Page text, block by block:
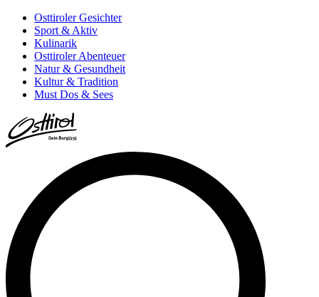
Osttiroler Gesichter
Sport & Aktiv
Kulinarik
Osttiroler Abenteuer
Natur & Gesundheit
Kultur & Tradition
Must Dos & Sees